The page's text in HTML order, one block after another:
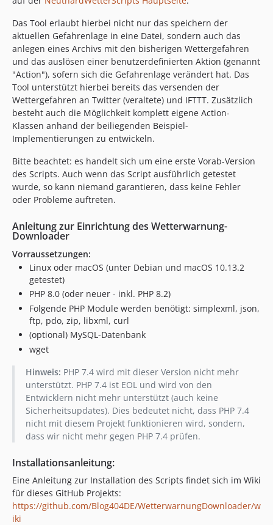
Das Tool erlaubt hierbei nicht nur das speichern der
aktuellen Gefahrenlage in eine Datei, sondern auch das
anlegen eines Archivs mit den bisherigen Wettergefahren
und das auslösen einer benutzerdefinierten Aktion (genannt
"Action"), sofern sich die Gefahrenlage verändert hat. Das
Tool unterstützt hierbei bereits das versenden der
Wettergefahren an Twitter (veraltete) und IFTTT. Zusätzlich
besteht auch die Möglichkeit komplett eigene Action-
Klassen anhand der beiliegenden Beispiel-
Implementierungen zu entwickeln.
Bitte beachtet: es handelt sich um eine erste Vorab-Version
des Scripts. Auch wenn das Script ausführlich getestet
wurde, so kann niemand garantieren, dass keine Fehler
oder Probleme auftreten.
Anleitung zur Einrichtung des Wetterwarnung-
Downloader
Vorraussetzungen:
Linux oder macOS (unter Debian und macOS 10.13.2
getestet)
PHP 8.0 (oder neuer - inkl. PHP 8.2)
Folgende PHP Module werden benötigt: simplexml, json,
ftp, pdo, zip, libxml, curl
(optional) MySQL-Datenbank
wget
Hinweis: PHP 7.4 wird mit dieser Version nicht mehr
unterstützt. PHP 7.4 ist EOL und wird von den
Entwicklern nicht mehr unterstützt (auch keine
Sicherheitsupdates). Dies bedeutet nicht, dass PHP 7.4
nicht mit diesem Projekt funktionieren wird, sondern,
dass wir nicht mehr gegen PHP 7.4 prüfen.
Installationsanleitung:
Eine Anleitung zur Installation des Scripts findet sich im Wiki
für dieses GitHub Projekts:
https://github.com/Blog404DE/WetterwarnungDownloader/w
iki